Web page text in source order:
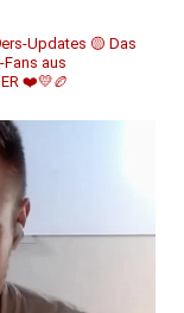
Updates 🟡 Das
Fans aus
❤️💛🏉